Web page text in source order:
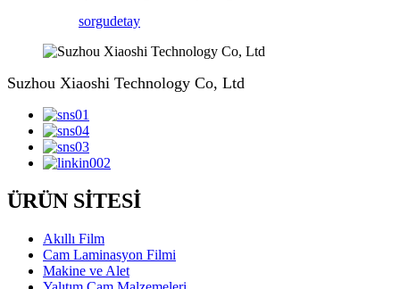
sorgudetay
Suzhou Xiaoshi Technology Co, Ltd
ÜRÜN SİTESİ
Akıllı Film
Cam Laminasyon Filmi
Makine ve Alet